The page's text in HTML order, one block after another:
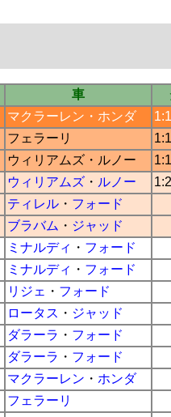
車
マクラーレン ・ ホンダ
フェラーリ
ウィリアムズ ・ ルノー
ウィリアムズ ・ ルノー
ティレル ・ フォード
ブラバム ・ ジャッド
ミナルディ ・ フォード
ミナルディ ・ フォード
リジェ ・ フォード
ロータス ・ ジャッド
ダラーラ ・ フォード
ダラーラ ・ フォード
マクラーレン ・ ホンダ
フェラーリ